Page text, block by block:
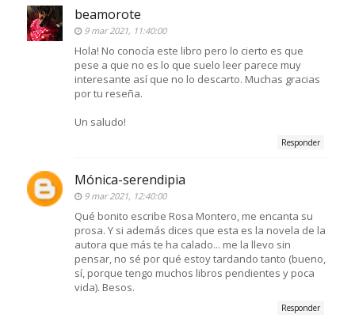
beamorote
9 mar 2021, 11:40:00
Hola! No conocía este libro pero lo cierto es que
pese a que no es lo que suelo leer parece muy
interesante así que no lo descarto. Muchas gracias
por tu reseña.
Un saludo!
Responder
Mónica-serendipia
9 mar 2021, 12:40:00
Qué bonito escribe Rosa Montero, me encanta su
prosa. Y si además dices que esta es la novela de la
autora que más te ha calado... me la llevo sin
pensar, no sé por qué estoy tardando tanto (bueno,
sí, porque tengo muchos libros pendientes y poca
vida). Besos.
Responder